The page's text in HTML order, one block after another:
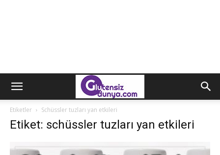
Etiketler Schüssler tuzları yan etkileri
Etiket: schüssler tuzları yan etkileri